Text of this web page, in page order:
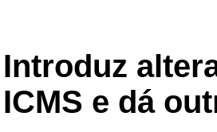
Introduz
ICMS e dá